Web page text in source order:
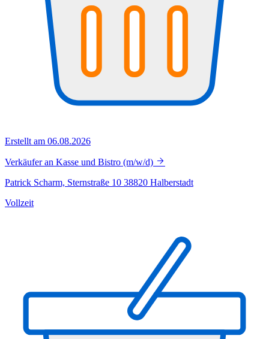
Erstellt am 06.08.2026
Verkäufer an Kasse und Bistro (m/w/d)
Patrick Scharm, Sternstraße 10 38820 Halberstadt
Vollzeit